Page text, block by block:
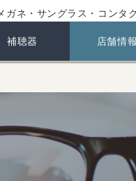
ネ・サングラス・コンタ
補聴器 店舗情報